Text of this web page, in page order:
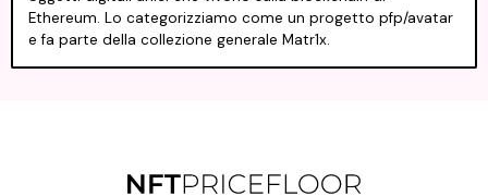
Ethereum. Lo categorizziamo come un progetto pfp/avatar
e fa parte della collezione generale Matr1x.